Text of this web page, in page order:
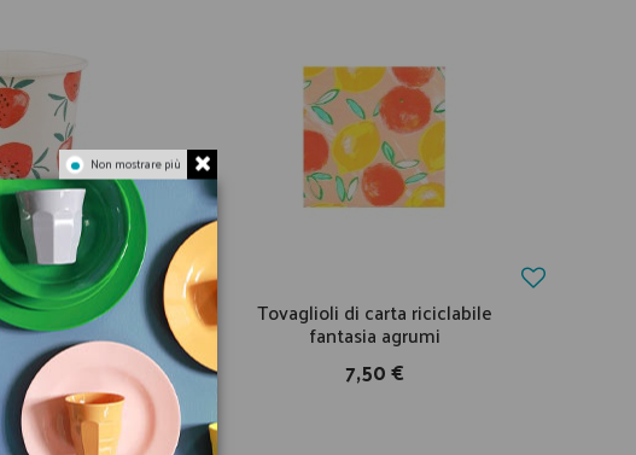
fantasia
€
Tovaglioli di carta riciclabile
fantasia agrumi
7,50 €
Non mostrare più